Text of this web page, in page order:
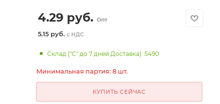
4.29руб. Опт
5.15 руб. с НДС
Склад ("С" до 7 дней Доставка): 5490
Минимальная партия: 8 шт.
КУПИТЬ СЕЙЧАС